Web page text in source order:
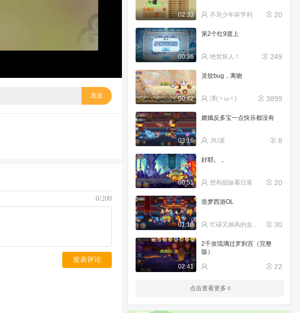
发送
0/200
发表评论
02:33 20
不良少年坏亨利
00:36
第2个红9渡上
249
绝世坏人！
00:42
灵纹bug，离吻
3899
澤(〃ω〃)
03:16
嫦娥反多宝一点快乐都没有
8
JIU菜
00:51
好耶。，
20
想和甜妹看日落
01:10
造梦西游OL
30
忙碌又抽风的盒饭ehwc
02:41
2千攻琉璃过罗刹宫（完整
版）
22
第一只狗子吃了上百个异变石
点击查看更多